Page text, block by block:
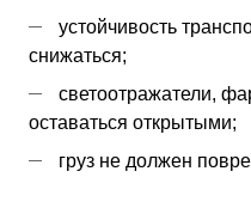
устойчивость
снижаться;
светоотражатели,
оставаться открытыми;
груз не должен